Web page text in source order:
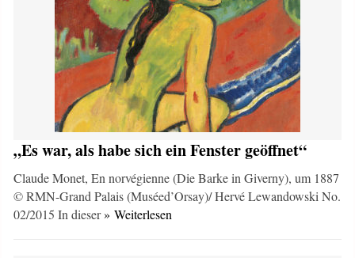
„Es war, als habe sich ein Fenster geöffnet“
Claude Monet, En norvégienne (Die Barke in Giverny), um 1887
© RMN-Grand Palais (Muséed’Orsay)/ Hervé Lewandowski No.
02/2015 In dieser» Weiterlesen